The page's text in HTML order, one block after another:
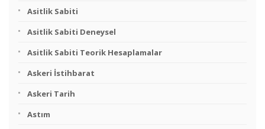
Asitlik Sabiti
Asitlik Sabiti Deneysel
Asitlik Sabiti Teorik Hesaplamalar
Askeri İstihbarat
Askeri Tarih
Astım